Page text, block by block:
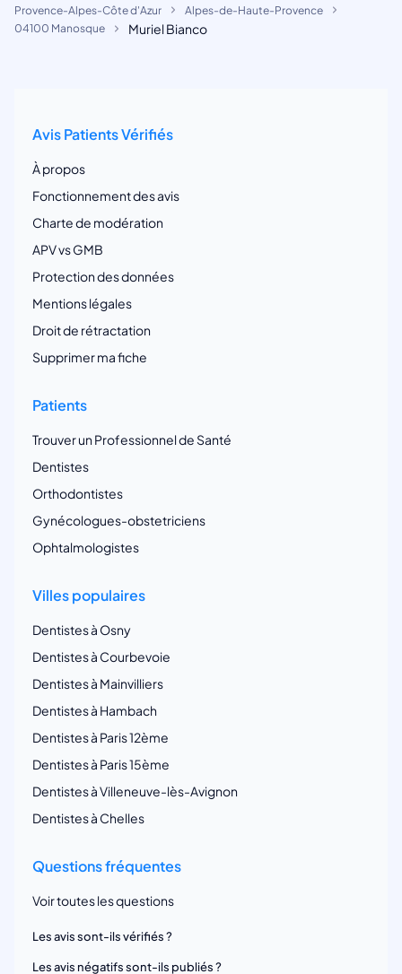
Provence-Alpes-Côte d'Azur
Alpes-de-Haute-Provence
04100 Manosque
Muriel Bianco
Avis Patients Vérifiés
À propos
Fonctionnement des avis
Charte de modération
APV vs GMB
Protection des données
Mentions légales
Droit de rétractation
Supprimer ma fiche
Patients
Trouver un Professionnel de Santé
Dentistes
Orthodontistes
Gynécologues-obstetriciens
Ophtalmologistes
Villes populaires
Dentistes à Osny
Dentistes à Courbevoie
Dentistes à Mainvilliers
Dentistes à Hambach
Dentistes à Paris 12ème
Dentistes à Paris 15ème
Dentistes à Villeneuve-lès-Avignon
Dentistes à Chelles
Questions fréquentes
Voir toutes les questions
Les avis sont-ils vérifiés ?
Les avis négatifs sont-ils publiés ?